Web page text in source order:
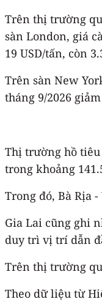
Trên thị trường
sàn London, giá
19 USD/tấn, còn
Trên sàn New
tháng 9/2026
Thị trường hồ
trong khoảng
Trong đó, Bà Rịa
Gia Lai cũng ghi
duy trì vị trí dẫn
Trên thị trường
Theo dữ liệu từ